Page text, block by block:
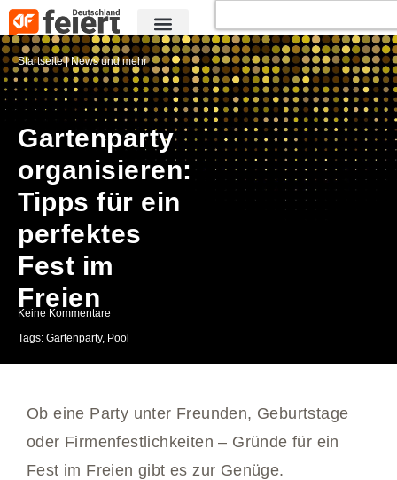
Startseite|News und mehr
Gartenparty
organisieren:
Tipps für ein
perfektes
Fest im
Freien
Keine Kommentare
Tags: Gartenparty, Pool
Ob eine Party unter Freunden, Geburtstage
oder Firmenfestlichkeiten – Gründe für ein
Fest im Freien gibt es zur Genüge.